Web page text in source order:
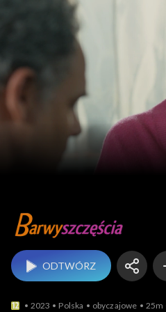
ODTWÓRZ
2023 Polska obyczajowe 25m